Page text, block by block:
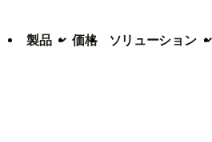
製品 価格 ソリューション